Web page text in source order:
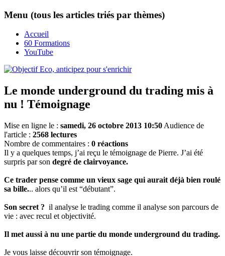
Menu (tous les articles triés par thèmes)
Accueil
60 Formations
YouTube
Le monde underground du trading mis à
nu ! Témoignage
Mise en ligne le : samedi, 26 octobre 2013 10:50 Audience de
l'article : 2568 lectures
Nombre de commentaires : 0 réactions
Il y a quelques temps, j’ai reçu le témoignage de Pierre. J’ai été
surpris par son degré de clairvoyance.
Ce trader pense comme un vieux sage qui aurait déjà bien roulé
sa bille... alors qu’il est “débutant”.
Son secret ? il analyse le trading comme il analyse son parcours de
vie : avec recul et objectivité.
Il met aussi à nu une partie du monde underground du trading.
Je vous laisse découvrir son témoignage.